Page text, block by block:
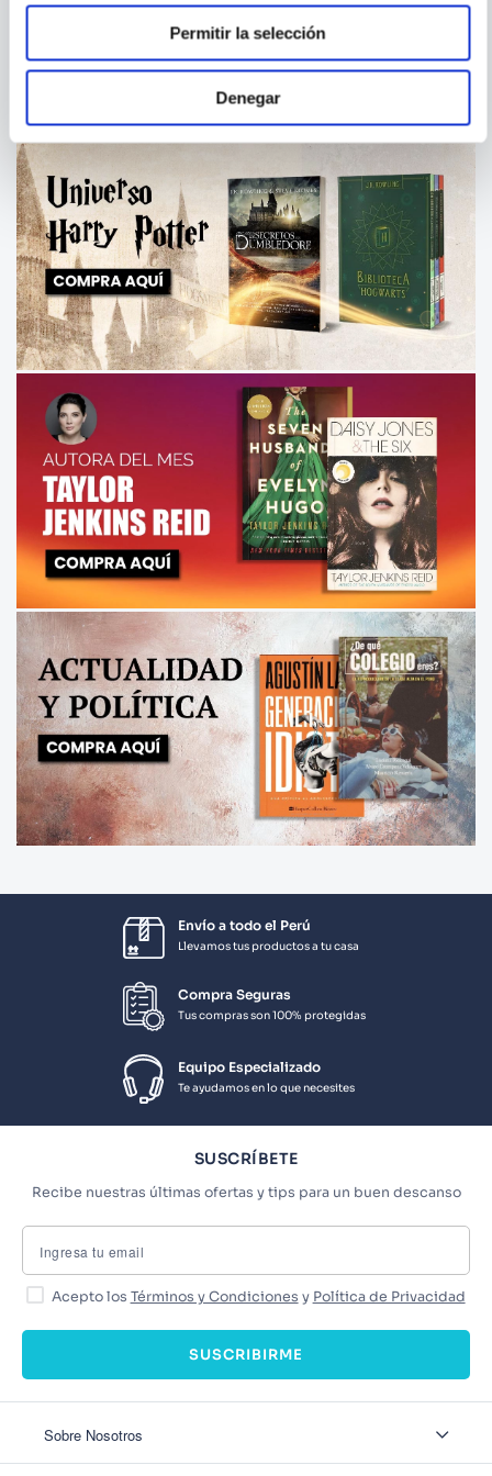
Permitir la selección
Denegar
Envío a todo el Perú
Llevamos tus productos a tu casa
Compra Seguras
Tus compras son 100% protegidas
Equipo Especializado
Te ayudamos en lo que necesites
SUSCRÍBETE
Recibe nuestras últimas ofertas y tips para un buen descanso
Acepto los Términos y Condiciones y Política de Privacidad
SUSCRIBIRME
Sobre Nosotros